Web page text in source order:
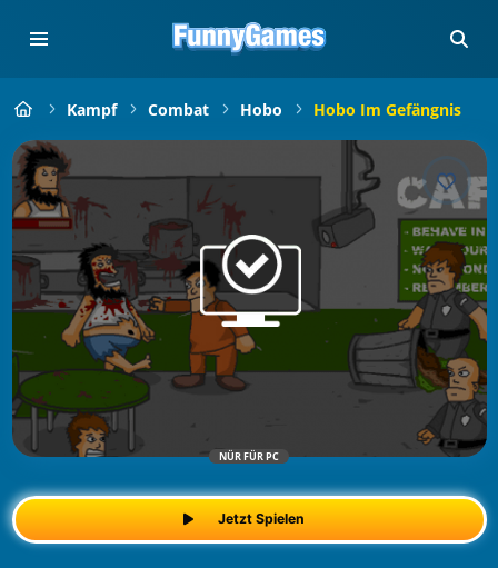
Kampf Combat Hobo Hobo Im Gefängnis
NÜR FÜR PC
Jetzt Spielen